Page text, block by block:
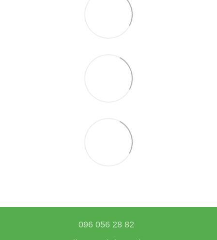
096 056 28 82